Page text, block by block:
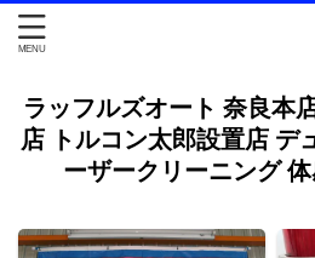
ラッフルズオート 奈良本
店 トルコン太郎設置店 デ
ーザークリーニング